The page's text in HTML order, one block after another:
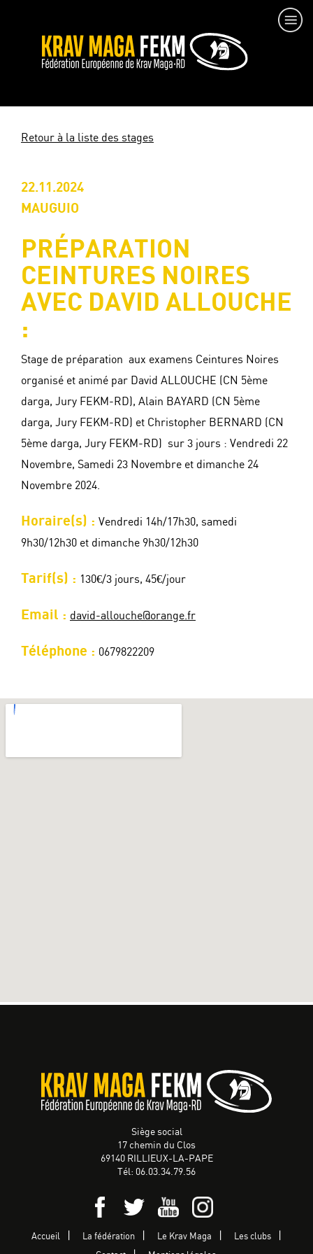
Retour à la liste des stages
22.11.2024
MAUGUIO
PRÉPARATION
CEINTURES NOIRES
AVEC DAVID ALLOUCHE
:
Stage de préparation aux examens Ceintures Noires
organisé et animé par David ALLOUCHE (CN 5ème
darga, Jury FEKM-RD), Alain BAYARD (CN 5ème
darga, Jury FEKM-RD) et Christopher BERNARD (CN
5ème darga, Jury FEKM-RD) sur 3 jours : Vendredi 22
Novembre, Samedi 23 Novembre et dimanche 24
Novembre 2024.
Horaire(s) : Vendredi 14h/17h30, samedi
9h30/12h30 et dimanche 9h30/12h30
Tarif(s) : 130€/3 jours, 45€/jour
Email : david-allouche@orange.fr
Téléphone : 0679822209
Siège social
17 chemin du Clos
69140 RILLIEUX-LA-PAPE
Tél: 06.03.34.79.56
Accueil La fédération Le Krav Maga Les clubs